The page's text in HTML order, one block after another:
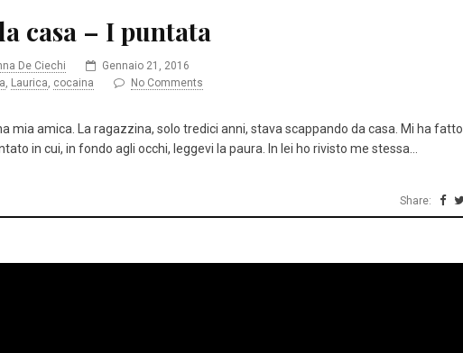
casa – I puntata
De Ciechi
Gennaio 21, 2016
, Laurica, cocaina No Comments
mia amica. La ragazzina, solo tredici anni, stava scappando da casa. Mi ha fatto
in cui, in fondo agli occhi, leggevi la paura. In lei ho rivisto me stessa…
Share: